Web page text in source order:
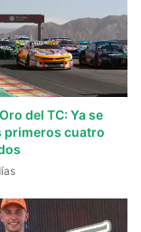
del TC: Ya se
primeros cuatro